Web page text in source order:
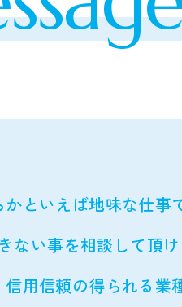
といえば地味な仕事
ない事を相談して頂
用信頼の得られる業